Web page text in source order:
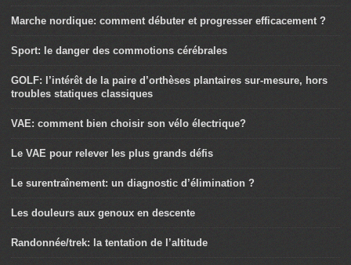
Marche nordique: comment débuter et progresser efficacement ?
Sport: le danger des commotions cérébrales
GOLF: l’intérêt de la paire d’orthèses plantaires sur-mesure, hors
troubles statiques classiques
VAE: comment bien choisir son vélo électrique?
Le VAE pour relever les plus grands défis
Le surentraînement: un diagnostic d’élimination ?
Les douleurs aux genoux en descente
Randonnée/trek: la tentation de l’altitude